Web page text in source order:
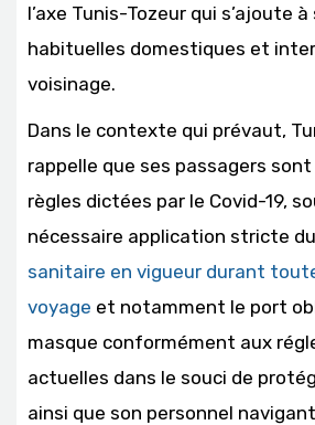
l’axe Tunis-Tozeur qui s’ajoute
habituelles domestiques et
voisinage.
Dans le contexte qui prévaut,
rappelle que ses passagers
règles dictées par le Covid-19,
nécessaire application stricte du
sanitaire en vigueur durant
voyage et notamment le port
masque conformément aux
actuelles dans le souci de
ainsi que son personnel